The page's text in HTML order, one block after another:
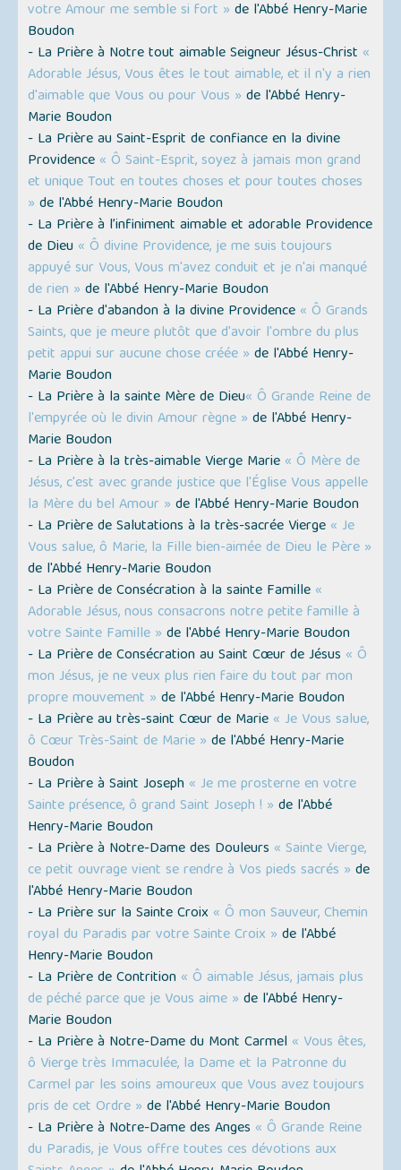
votre Amour me semble si fort » de l'Abbé Henry-Marie
Boudon
- La Prière à Notre tout aimable Seigneur Jésus-Christ «
Adorable Jésus, Vous êtes le tout aimable, et il n'y a rien
d'aimable que Vous ou pour Vous » de l'Abbé Henry-
Marie Boudon
- La Prière au Saint-Esprit de confiance en la divine
Providence « Ô Saint-Esprit, soyez à jamais mon grand
et unique Tout en toutes choses et pour toutes choses
» de l'Abbé Henry-Marie Boudon
- La Prière à l’infiniment aimable et adorable Providence
de Dieu « Ô divine Providence, je me suis toujours
appuyé sur Vous, Vous m'avez conduit et je n'ai manqué
de rien » de l'Abbé Henry-Marie Boudon
- La Prière d'abandon à la divine Providence « Ô Grands
Saints, que je meure plutôt que d'avoir l'ombre du plus
petit appui sur aucune chose créée » de l'Abbé Henry-
Marie Boudon
- La Prière à la sainte Mère de Dieu« Ô Grande Reine de
l'empyrée où le divin Amour règne » de l'Abbé Henry-
Marie Boudon
- La Prière à la très-aimable Vierge Marie « Ô Mère de
Jésus, c'est avec grande justice que l'Église Vous appelle
la Mère du bel Amour » de l'Abbé Henry-Marie Boudon
- La Prière de Salutations à la très-sacrée Vierge « Je
Vous salue, ô Marie, la Fille bien-aimée de Dieu le Père »
de l'Abbé Henry-Marie Boudon
- La Prière de Consécration à la sainte Famille «
Adorable Jésus, nous consacrons notre petite famille à
votre Sainte Famille » de l'Abbé Henry-Marie Boudon
- La Prière de Consécration au Saint Cœur de Jésus « Ô
mon Jésus, je ne veux plus rien faire du tout par mon
propre mouvement » de l'Abbé Henry-Marie Boudon
- La Prière au très-saint Cœur de Marie « Je Vous salue,
ô Cœur Très-Saint de Marie » de l'Abbé Henry-Marie
Boudon
- La Prière à Saint Joseph « Je me prosterne en votre
Sainte présence, ô grand Saint Joseph ! » de l'Abbé
Henry-Marie Boudon
- La Prière à Notre-Dame des Douleurs « Sainte Vierge,
ce petit ouvrage vient se rendre à Vos pieds sacrés » de
l'Abbé Henry-Marie Boudon
- La Prière sur la Sainte Croix « Ô mon Sauveur, Chemin
royal du Paradis par votre Sainte Croix » de l'Abbé
Henry-Marie Boudon
- La Prière de Contrition « Ô aimable Jésus, jamais plus
de péché parce que je Vous aime » de l'Abbé Henry-
Marie Boudon
- La Prière à Notre-Dame du Mont Carmel « Vous êtes,
ô Vierge très Immaculée, la Dame et la Patronne du
Carmel par les soins amoureux que Vous avez toujours
pris de cet Ordre » de l'Abbé Henry-Marie Boudon
- La Prière à Notre-Dame des Anges « Ô Grande Reine
du Paradis, je Vous offre toutes ces dévotions aux